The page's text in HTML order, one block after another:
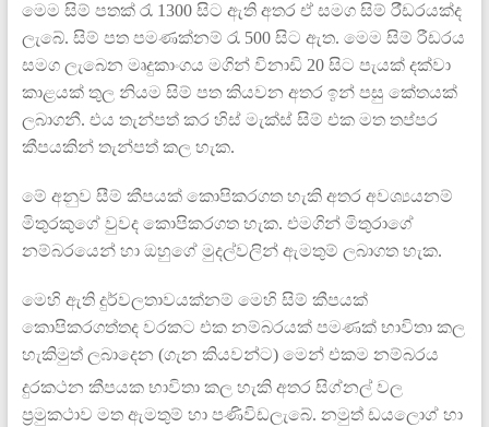
මෙම සිම් පතක් රැ 1300 සිට ඇති අතර ඒ සමග සිම් ර‍ීඩරයක්ද
ලැබේ. සිම් පත පමණක්නම් රැ 500 සිට ඇත. මෙම සිම් රී‍ඩරය
සමග ලැබෙන මෘදුකාංගය මගින් විනාඩි 20 සිට පැයක් දක්ව‍ා
කාළයක් තුල නියම සිම් පත කියවන අතර ඉන් පසු කේතයක්
ලබාගනී. එය තැන්පත් කර හිස් මැක්ස් සිම් එක මත තප්පර
කීප‍යකින් තැන්පත් කල හැක.
මේ අනුව සීම් කීපයක් කොපිකරගත හැකි අතර අවශ්‍යයනම්
මිතුරකුගේ වුවද කොපිකරගත හැක. එමගින් මිතුරාගේ
නම්බ‍රයෙන් හා ඔහුගේ මුදල්‍වලින් ඇමතුම් ලබාගත හැක.
මෙහි ඇති දුර්වලතාවයක්නම් මෙහි සිම් කීපයක්
කොපිකරගත්තද වරකට එක නම්බරයක් පමණක් භාවිතා කල
හැකිමුත් ලබාදෙන (ගැන කිය‍වන්ට) මෙන් එකම නම්බරය
දුරකථන කීපයක භාවිතා කල හැකි අතර සිග්නල් වල
ප්‍රමුකථාව මත ඇමතුම් හා පණි‍විඩලැබේ. නමුත් ඩය‍ලොග් හා